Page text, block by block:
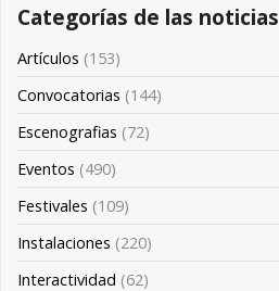
Categorías de las noticias
Artículos (153)
Convocatorias (144)
Escenografias (72)
Eventos (490)
Festivales (109)
Instalaciones (220)
Interactividad (62)